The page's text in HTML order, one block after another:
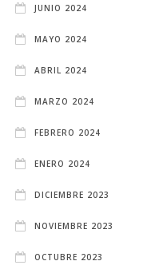
JUNIO 2024
MAYO 2024
ABRIL 2024
MARZO 2024
FEBRERO 2024
ENERO 2024
DICIEMBRE 2023
NOVIEMBRE 2023
OCTUBRE 2023